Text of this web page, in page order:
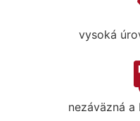
vysoká
nezáväzná